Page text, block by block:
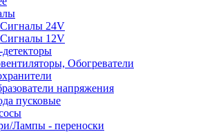
Сигналы 24V
Сигналы 12V
детекторы
Обогреватели
напряжения
пусковые
Лампы - переноски